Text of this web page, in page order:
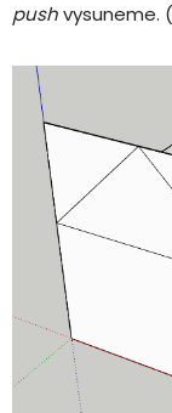
pushvysuneme.